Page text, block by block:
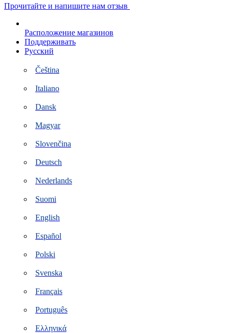
Перейти
контенту
Прочитайте и напишите нам отзыв
Расположение магазинов
Поддерживать
Русский
Čeština
Italiano
Dansk
Magyar
Slovenčina
Deutsch
Nederlands
Suomi
English
Español
Polski
Svenska
Français
Português
Ελληνικά